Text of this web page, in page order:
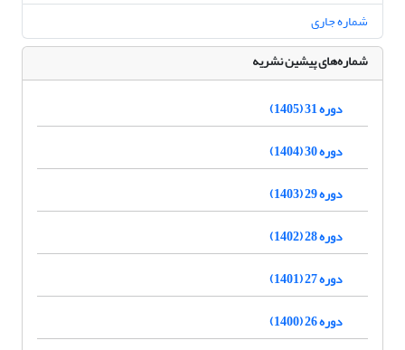
شماره جاری
شماره‌های پیشین نشریه
دوره 31 (1405)
دوره 30 (1404)
دوره 29 (1403)
دوره 28 (1402)
دوره 27 (1401)
دوره 26 (1400)